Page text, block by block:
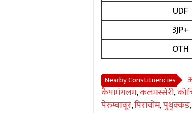
UDF
BJP+
OTH
Nearby Constituencies
कैपामंगलम,कलमस्सेरी,
पेरुम्बावूर,पिरावोम,पुथुक्कड़,